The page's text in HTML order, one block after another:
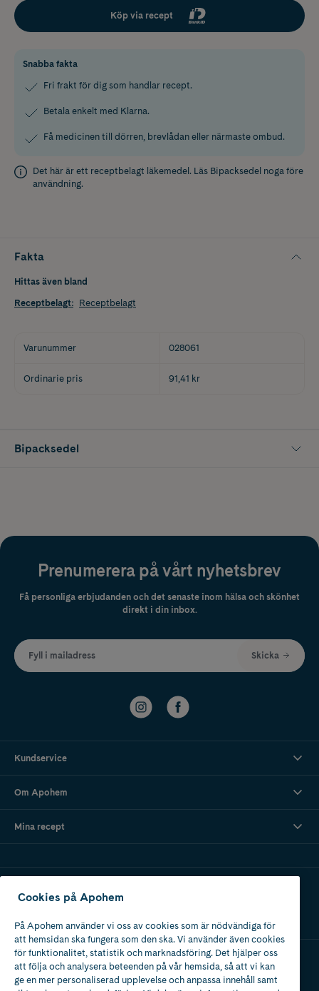
Köp via recept
Snabba fakta
Fri frakt för dig som handlar recept.
Betala enkelt med Klarna.
Få medicinen till dörren, brevlådan eller närmaste ombud.
Det här är ett receptbelagt läkemedel. Läs Bipacksedel noga före
användning.
Fakta
Hittas även bland
Receptbelagt: Receptbelagt
Varunummer 028061
Ordinarie pris 91,41 kr
Bipacksedel
Prenumerera på vårt nyhetsbrev
Få personliga erbjudanden och det senaste inom hälsa och skönhet
direkt i din inbox.
Fyll i mailadress Skicka
Kundservice
Om Apohem
Mina recept
Apotek med tillstånd
av Läkemedelsverket
Cookies på Apohem
På Apohem använder vi oss av cookies som är nödvändiga för
att hemsidan ska fungera som den ska. Vi använder även cookies
för funktionalitet, statistik och marknadsföring. Det hjälper oss
att följa och analysera beteenden på vår hemsida, så att vi kan
ge en mer personaliserad upplevelse och anpassa innehåll samt